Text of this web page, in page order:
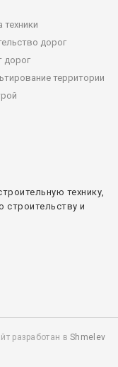
техники
дорог
дорог
территории
технику,
строительству и
разработан вShmelev